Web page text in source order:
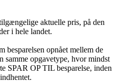
aktuelle pris, på den
i hele landet.
besparelsen opnået mellem de
samme opgavetype, hvor mindst
SPAR OP TIL besparelse, inden